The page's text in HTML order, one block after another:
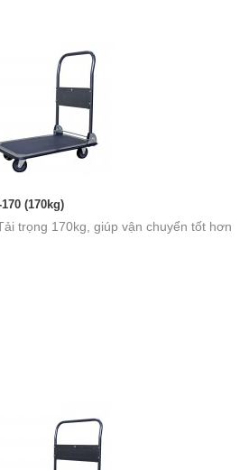
(170kg)
trọng 170kg, giúp vận chuyển tốt hơn